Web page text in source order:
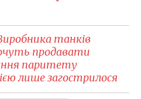
танків
продавати
паритету
лише загострилося